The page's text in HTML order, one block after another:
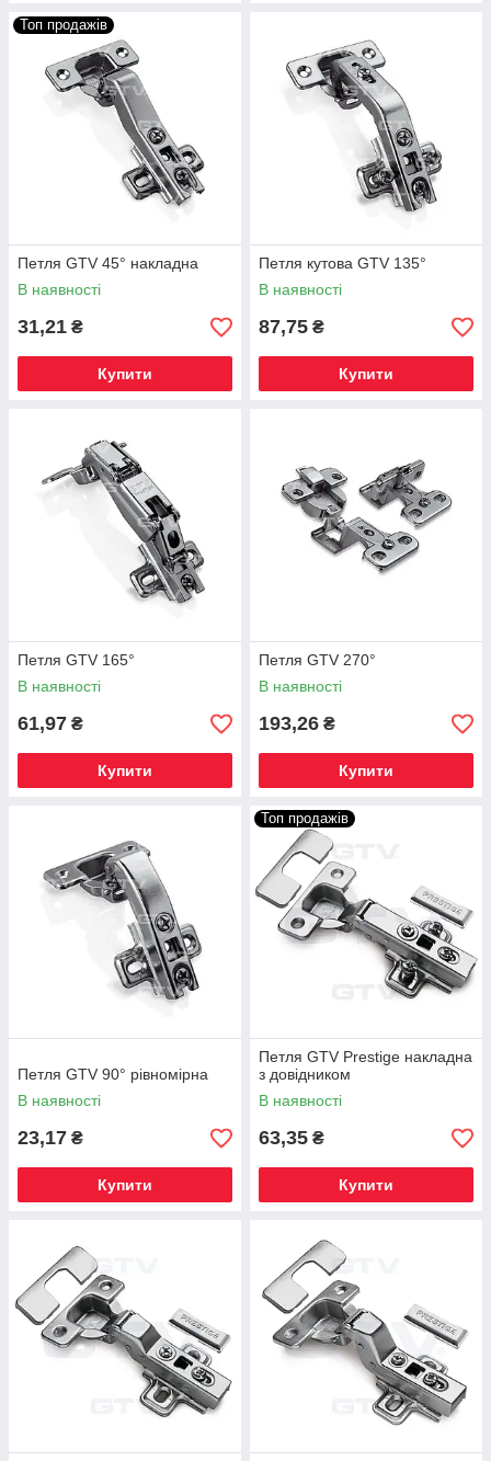
Топ продажів
Петля GTV 45° накладна
В наявності
31,21 ₴
Купити
Петля кутова GTV 135°
В наявності
87,75 ₴
Купити
Петля GTV 165°
В наявності
61,97 ₴
Купити
Петля GTV 270°
В наявності
193,26 ₴
Купити
Петля GTV 90° рівномірна
В наявності
23,17 ₴
Купити
Топ продажів
Петля GTV Prestige накладна
з довідником
В наявності
63,35 ₴
Купити